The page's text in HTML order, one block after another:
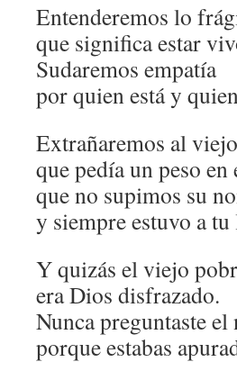
Entenderemos lo
que significa estar
Sudaremos empatía
por quien está y
Extrañaremos al viejo
que pedía un peso en
que no supimos su
y siempre estuvo a tu
Y quizás el viejo
era Dios disfrazado.
Nunca preguntaste el
porque estabas